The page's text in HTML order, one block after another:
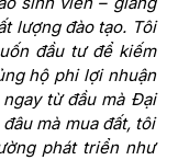
lượng đào tạo. Tôi
đầu tư để kiếm
hộ phi lợi nhuận
từ đầu mà Đại
mà mua đất, tôi
phát triển như